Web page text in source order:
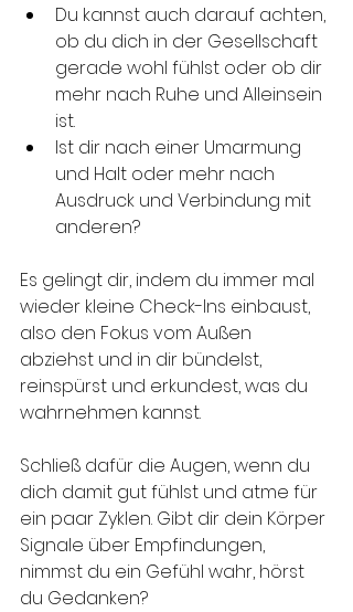
Du kannst auch darauf achten,
ob du dich in der Gesellschaft
gerade wohl fühlst oder ob dir
mehr nach Ruhe und Alleinsein
ist.
Ist dir nach einer Umarmung
und Halt oder mehr nach
Ausdruck und Verbindung mit
anderen?
Es gelingt dir, indem du immer mal
wieder kleine Check-Ins einbaust,
also den Fokus vom Außen
abziehst und in dir bündelst,
reinspürst und erkundest, was du
wahrnehmen kannst.
Schließ dafür die Augen, wenn du
dich damit gut fühlst und atme für
ein paar Zyklen. Gibt dir dein Körper
Signale über Empfindungen,
nimmst du ein Gefühl wahr, hörst
du Gedanken?